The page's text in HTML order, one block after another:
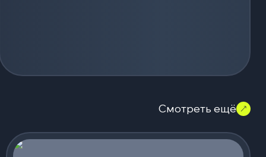
Смотреть ещё